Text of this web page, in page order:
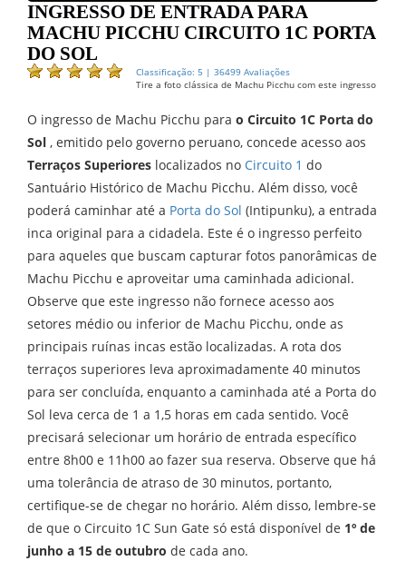
INGRESSO DE ENTRADA PARA
MACHU PICCHU CIRCUITO 1C PORTA
DO SOL
Classificação: 5 | 36499 Avaliações
Tire a foto clássica de Machu Picchu com este ingresso
O ingresso de Machu Picchu para o Circuito 1C Porta do
Sol , emitido pelo governo peruano, concede acesso aos
Terraços Superiores localizados no Circuito 1 do
Santuário Histórico de Machu Picchu. Além disso, você
poderá caminhar até a Porta do Sol (Intipunku), a entrada
inca original para a cidadela. Este é o ingresso perfeito
para aqueles que buscam capturar fotos panorâmicas de
Machu Picchu e aproveitar uma caminhada adicional.
Observe que este ingresso não fornece acesso aos
setores médio ou inferior de Machu Picchu, onde as
principais ruínas incas estão localizadas. A rota dos
terraços superiores leva aproximadamente 40 minutos
para ser concluída, enquanto a caminhada até a Porta do
Sol leva cerca de 1 a 1,5 horas em cada sentido. Você
precisará selecionar um horário de entrada específico
entre 8h00 e 11h00 ao fazer sua reserva. Observe que há
uma tolerância de atraso de 30 minutos, portanto,
certifique-se de chegar no horário. Além disso, lembre-se
de que o Circuito 1C Sun Gate só está disponível de 1º de
junho a 15 de outubro de cada ano.